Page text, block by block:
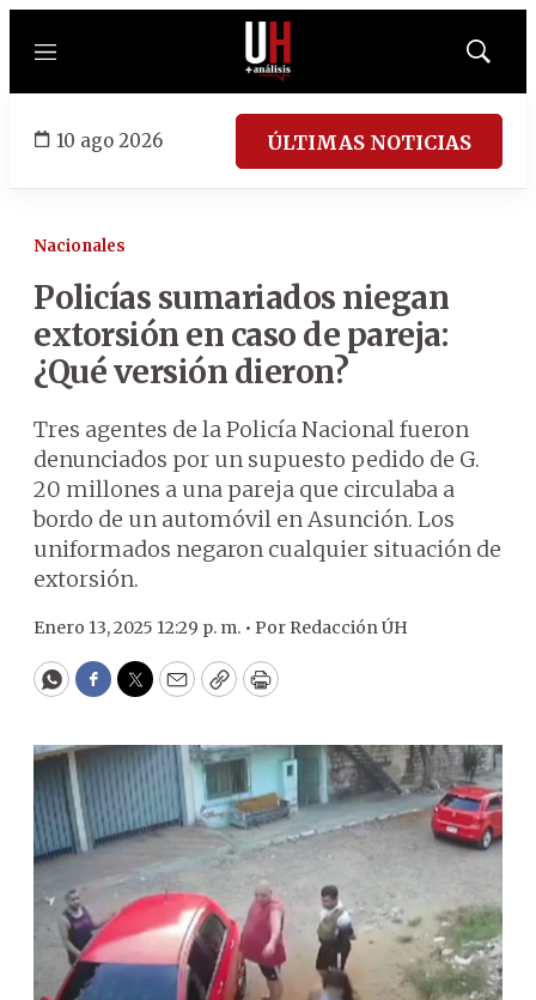
Menú
Mostrar
10 ago 2026 ÚLTIMAS NOTICIAS
Nacionales
Policías sumariados niegan
extorsión en caso de pareja:
¿Qué versión dieron?
Tres agentes de la Policía Nacional fueron
denunciados por un supuesto pedido de G.
20 millones a una pareja que circulaba a
bordo de un automóvil en Asunción. Los
uniformados negaron cualquier situación de
extorsión.
Enero 13, 2025 12:29 p. m. • Por Redacción ÚH
WhatsApp
Facebook
Twitter
EmailCopyPrint